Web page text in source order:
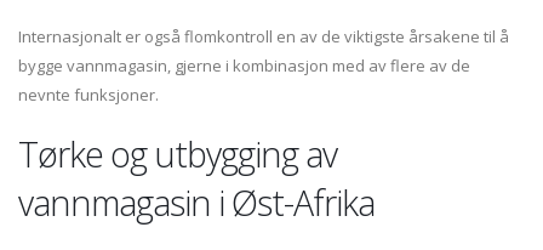
Internasjonalt er også flomkontroll en av de viktigste årsakene til å
bygge vannmagasin, gjerne i kombinasjon med av flere av de
nevnte funksjoner.
Tørke og utbygging av
vannmagasin i Øst-Afrika